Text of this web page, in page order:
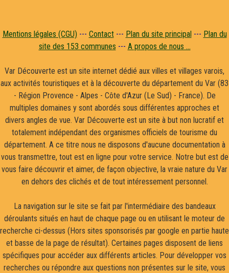
Mentions légales (CGU) --- Contact--- Plan du site principal--- Plan du
site des 153 communes --- A propos de nous ...
Var Découverte est un site internet dédié aux villes et villages varois,
aux activités touristiques et à la découverte du département du Var (83
- Région Provence - Alpes - Côte d'Azur (Le Sud) - France). De
multiples domaines y sont abordés sous différentes approches et
divers angles de vue. Var Découverte est un site à but non lucratif et
totalement indépendant des organismes officiels de tourisme du
département. A ce titre nous ne disposons d'aucune documentation à
vous transmettre, tout est en ligne pour votre service. Notre but est de
vous faire découvrir et aimer, de façon objective, la vraie nature du Var
en dehors des clichés et de tout intéressement personnel.
La navigation sur le site se fait par l'intermédiaire des bandeaux
déroulants situés en haut de chaque page ou en utilisant le moteur de
recherche ci-dessus (Hors sites sponsorisés par google en partie haute
et basse de la page de résultat). Certaines pages disposent de liens
spécifiques pour accéder aux différents articles. Pour développer vos
recherches ou répondre aux questions non présentes sur le site, vous